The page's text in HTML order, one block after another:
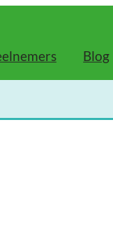
Blog